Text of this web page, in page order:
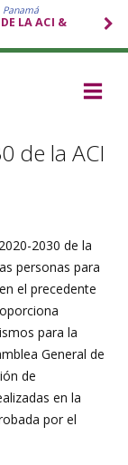
LA ACI &
de la ACI
2030 de la
personas para
el precedente
para la
General de
de
en la
por el